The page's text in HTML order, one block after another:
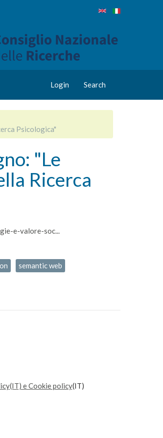
Login Search
Psicologica"
"Le
Ricerca
e-valore-soc...
semantic web
e Cookie policy(IT)